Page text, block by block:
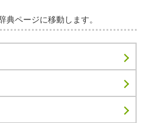
ページに移動します。